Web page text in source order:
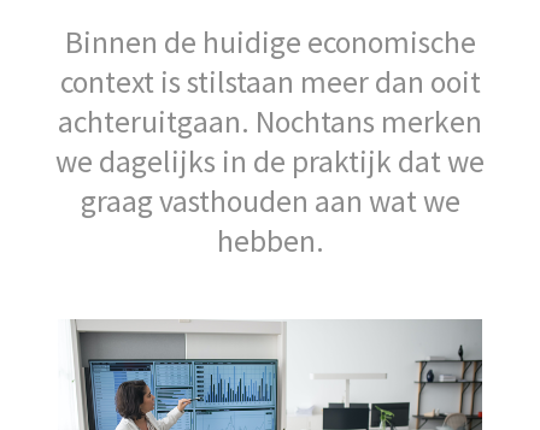
Binnen de huidige economische
context is stilstaan meer dan ooit
achteruitgaan. Nochtans merken
we dagelijks in de praktijk dat we
graag vasthouden aan wat we
hebben.